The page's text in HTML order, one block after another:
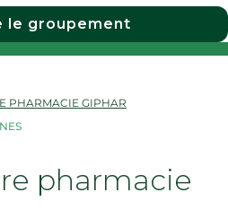
le groupement
PHARMACIE GIPHAR
pharmacie